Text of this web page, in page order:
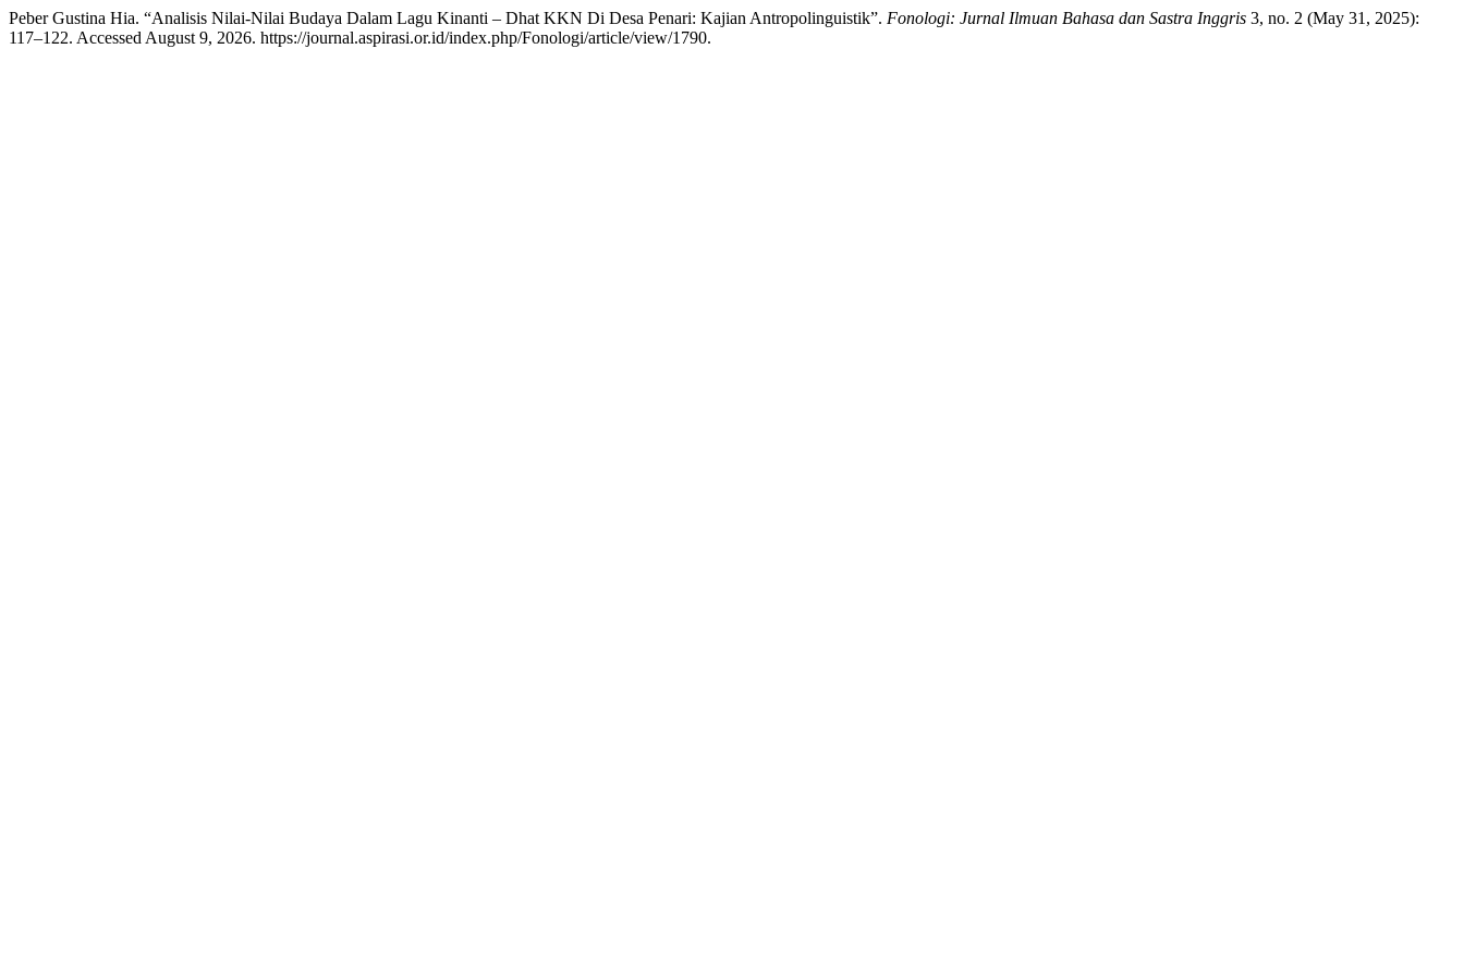
Peber Gustina Hia. “Analisis Nilai-Nilai Budaya Dalam Lagu Kinanti – Dhat KKN Di Desa Penari: Kajian Antropolinguistik”. Fonologi: Jurnal Ilmuan Bahasa dan Sastra Inggris 3, no. 2 (May 31, 2025):
117–122. Accessed August 9, 2026. https://journal.aspirasi.or.id/index.php/Fonologi/article/view/1790.